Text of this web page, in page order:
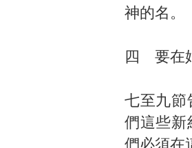
神的名。
四 要在
七至九節
們這些新
們必須在